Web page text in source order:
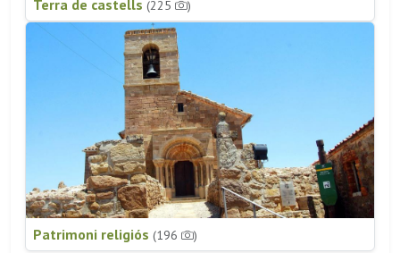
Terra de castells (225 )
Patrimoni religiós (196 )